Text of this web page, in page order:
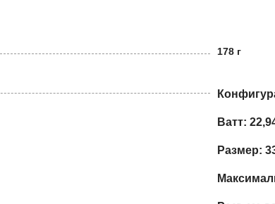
178 г
Ватт:
Размер: